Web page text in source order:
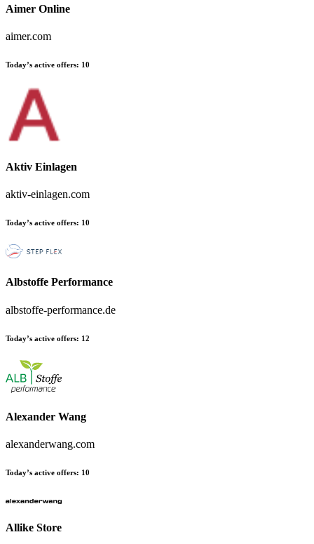
Aimer Online
aimer.com
Today’s active offers: 10
Aktiv Einlagen
aktiv-einlagen.com
Today’s active offers: 10
Albstoffe Performance
albstoffe-performance.de
Today’s active offers: 12
Alexander Wang
alexanderwang.com
Today’s active offers: 10
Allike Store